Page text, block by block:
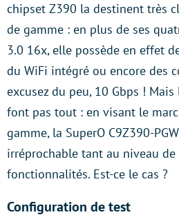
chipset Z390 la destinent très
de gamme : en plus de ses
3.0 16x, elle possède en effet
du WiFi intégré ou encore des
excusez du peu, 10 Gbps !
font pas tout : en visant le
gamme, la SuperO C9Z390-
irréprochable tant au niveau
fonctionnalités. Est-ce le cas ?
Configuration de test